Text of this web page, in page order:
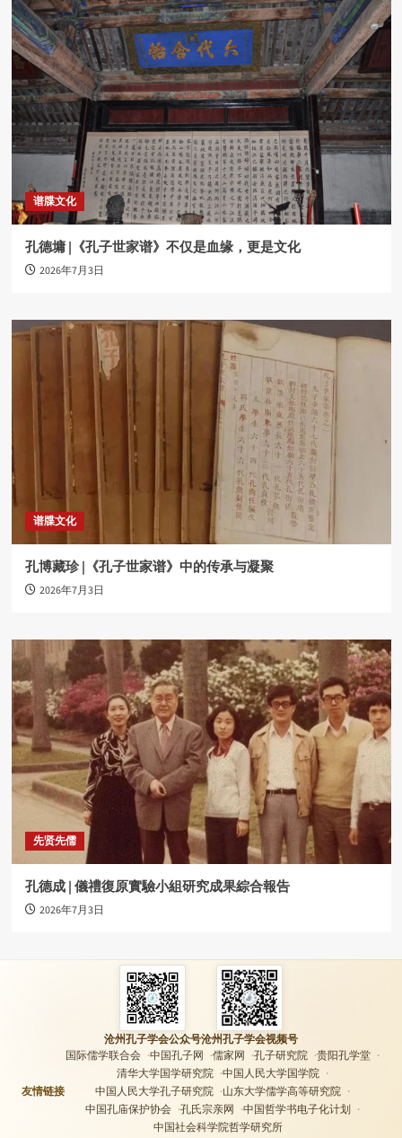
谱牒文化
孔德墉 |《孔子世家谱》不仅是血缘，更是文化
2026年7月3日
谱牒文化
孔博藏珍 |《孔子世家谱》中的传承与凝聚
2026年7月3日
先贤先儒
孔德成 | 儀禮復原實驗小組研究成果綜合報告
2026年7月3日
沧州孔子学会公众号沧州孔子学会视频号
友情链接
国际儒学联合会 中国孔子网 儒家网 孔子研究院
贵阳孔学堂
清华大学国学研究院
中国人民大学国学院
中国人民大学孔子研究院
山东大学儒学高等研究院
中国孔庙保护协会
孔氏宗亲网
中国哲学书电子化计划
中国社会科学院哲学研究所